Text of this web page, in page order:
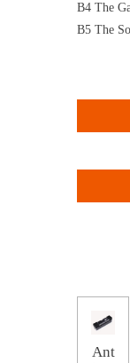
B4 The
B5 The
Ant